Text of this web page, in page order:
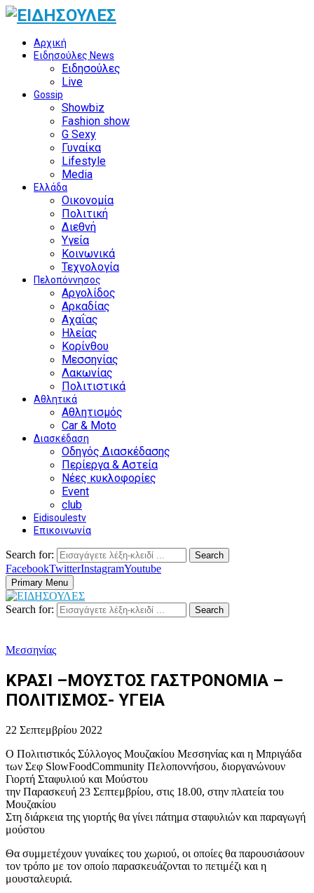
Αρχική
Ειδησούλες News
Ειδησούλες
Live
Gossip
Showbiz
Fashion show
G Sexy
Γυναίκα
Lifestyle
Media
Ελλάδα
Οικονομία
Πολιτική
Διεθνή
Υγεία
Κοινωνικά
Τεχνολογία
Πελοπόννησος
Αργολίδος
Αρκαδίας
Αχαΐας
Ηλείας
Κορίνθου
Μεσσηνίας
Λακωνίας
Πολιτιστικά
Αθλητικά
Αθλητισμός
Car & Moto
Διασκέδαση
Οδηγός Διασκέδασης
Περίεργα & Αστεία
Νέες κυκλοφορίες
Event
club
Eidisoulestv
Επικοινωνία
Search for: Search
FacebookTwitterInstagramYoutube
Primary Menu
Search for: Search
Μεσσηνίας
ΚΡΑΣΙ –ΜΟΥΣΤΟΣ ΓΑΣΤΡΟΝΟΜΙΑ –
ΠΟΛΙΤΙΣΜΟΣ- ΥΓΕΙΑ
22 Σεπτεμβρίου 2022
Ο Πολιτιστικός Σύλλογος Μουζακίου Μεσσηνίας και η Μπριγάδα
των Σεφ SlowFoodCommunity Πελοποννήσου, διοργανώνουν
Γιορτή Σταφυλιού και Μούστου
την Παρασκευή 23 Σεπτεμβρίου, στις 18.00, στην πλατεία του
Μουζακίου
Στη διάρκεια της γιορτής θα γίνει πάτημα σταφυλιών και παραγωγή
μούστου
Θα συμμετέχουν γυναίκες του χωριού, οι οποίες θα παρουσιάσουν
τον τρόπο με τον οποίο παρασκευάζονται το πετιμέζι και η
μουσταλευριά.